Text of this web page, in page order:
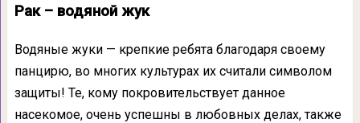
Рак – водяной жук
Водяные жуки — крепкие ребята благодаря своему
панцирю, во многих культурах их считали символом
защиты! Те, кому покровительствует данное
насекомое, очень успешны в любовных делах, также